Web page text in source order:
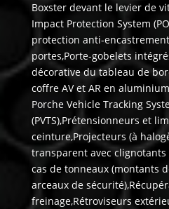
Boxster devant le levier de
Impact Protection System
protection anti-
portes,Porte-gobelets
décorative du tableau de
coffre AV et AR en
Porche Vehicle Tracking
(PVTS),Prétensionneurs et
ceinture,Projecteurs (à
transparent avec
cas de tonneaux (montants
arceaux de
freinage,Rétroviseurs